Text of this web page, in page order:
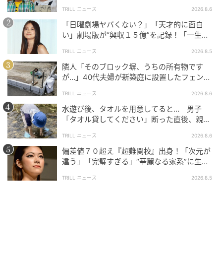
グラデーションになってるんですよ。「月夜の海月」
ラインということもあって、耐久性や肌なじみ、ツヤ
感に特化していて、このキラキラが入ったパウダーを
肌にのせると溶け込むようになじんでさらっと仕上が
ります。
よしかわ：プチプラでこのクオリティはさすがKATE！
にしきおり：付属のブラシが頬骨とかフェイスライン
に沿うような形になっていて使いやすいんですよ。こ
んなにも使いやすいブラシがプチプラで展開されるの
は珍しいなと思いました。
TRILL ニュース 2026.8.6
「日曜劇場ヤバくない？」「天才的に面白
い」劇場版が“興収１５億”を記録！「一生言
TRILL ニュース 2026.8.5
隣人「そのブロック塀、うちの所有物です
が…」40代夫婦が新築庭に設置したフェン
TRILL ニュース 2026.8.6
水遊び後、タオルを用意してると… 男子
「タオル貸してください」断った直後、親が
TRILL ニュース 2026.8.6
偏差値７０超え『超難関校』出身！「次元が
違う」「完璧すぎる」“華麗なる家系”に生ま
TRILL ニュース 2026.8.5